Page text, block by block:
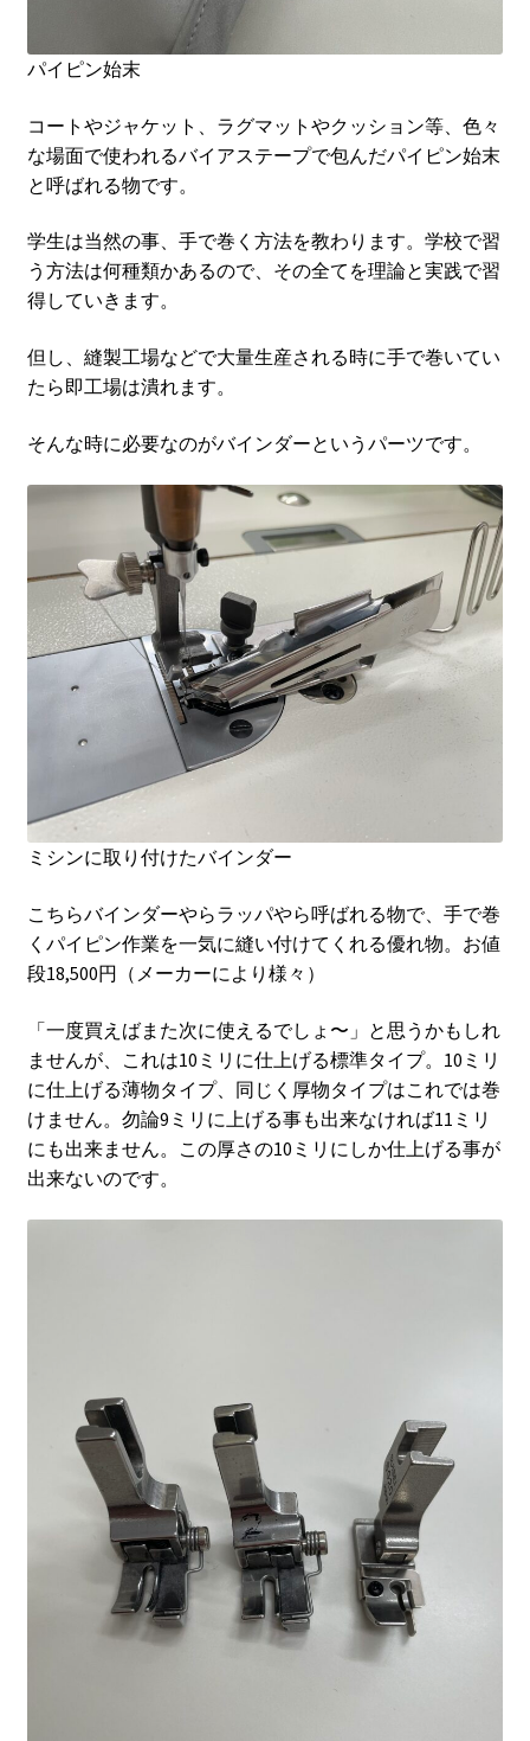
パイピン始末
コートやジャケット、ラグマットやクッション等、色々
な場面で使われるバイアステープで包んだパイピン始末
と呼ばれる物です。
学生は当然の事、手で巻く方法を教わります。学校で習
う方法は何種類かあるので、その全てを理論と実践で習
得していきます。
但し、縫製工場などで大量生産される時に手で巻いてい
たら即工場は潰れます。
そんな時に必要なのがバインダーというパーツです。
ミシンに取り付けたバインダー
こちらバインダーやらラッパやら呼ばれる物で、手で巻
くパイピン作業を一気に縫い付けてくれる優れ物。お値
段18,500円（メーカーにより様々）
「一度買えばまた次に使えるでしょ〜」と思うかもしれ
ませんが、これは10ミリに仕上げる標準タイプ。10ミリ
に仕上げる薄物タイプ、同じく厚物タイプはこれでは巻
けません。勿論9ミリに上げる事も出来なければ11ミリ
にも出来ません。この厚さの10ミリにしか仕上げる事が
出来ないのです。